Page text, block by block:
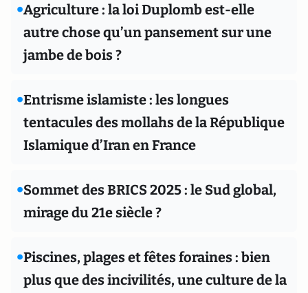
•Agriculture : la loi Duplomb est-elle
autre chose qu’un pansement sur une
jambe de bois ?
•Entrisme islamiste : les longues
tentacules des mollahs de la République
Islamique d’Iran en France
•Sommet des BRICS 2025 : le Sud global,
mirage du 21e siècle ?
•Piscines, plages et fêtes foraines : bien
plus que des incivilités, une culture de la